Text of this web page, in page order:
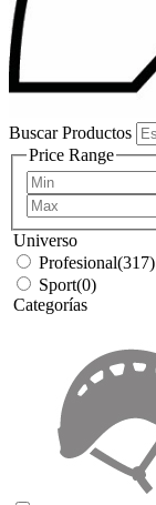
Buscar Productos
Price Range
Universo
Profesional(317)
Sport(0)
Categorías